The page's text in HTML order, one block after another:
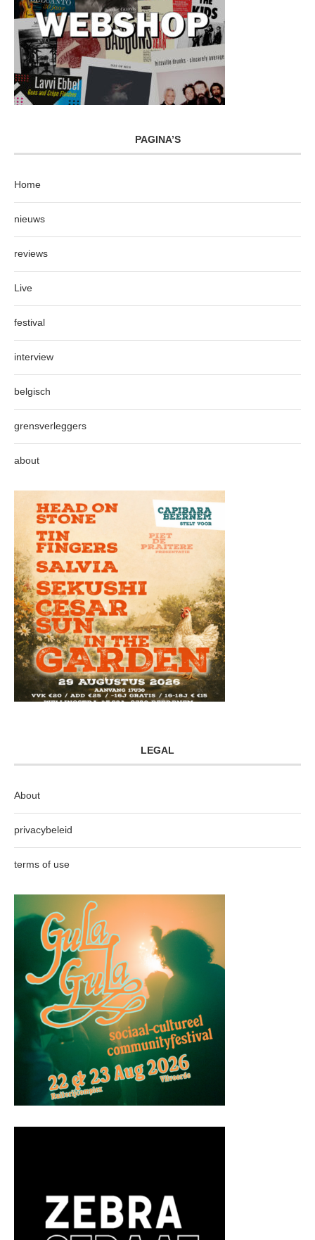
PAGINA’S
Home
nieuws
reviews
Live
festival
interview
belgisch
grensverleggers
about
LEGAL
About
privacybeleid
terms of use